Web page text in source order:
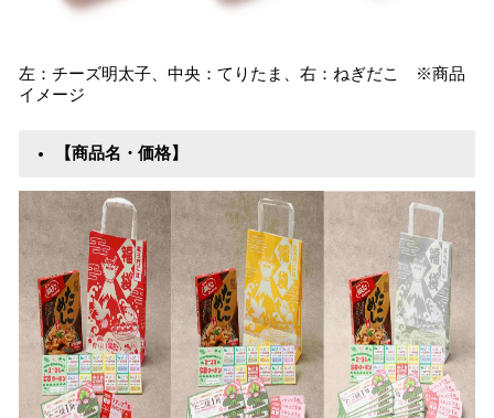
左：チーズ明太子、中央：てりたま、右：ねぎだこ ※商品
イメージ
【商品名・価格】